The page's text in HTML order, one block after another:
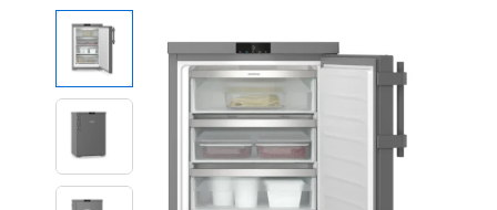
ilość
Zamrażarka
podblatowa
Liebherr
Fdgd
1404
Pure
SmartFrost
DarkGrey